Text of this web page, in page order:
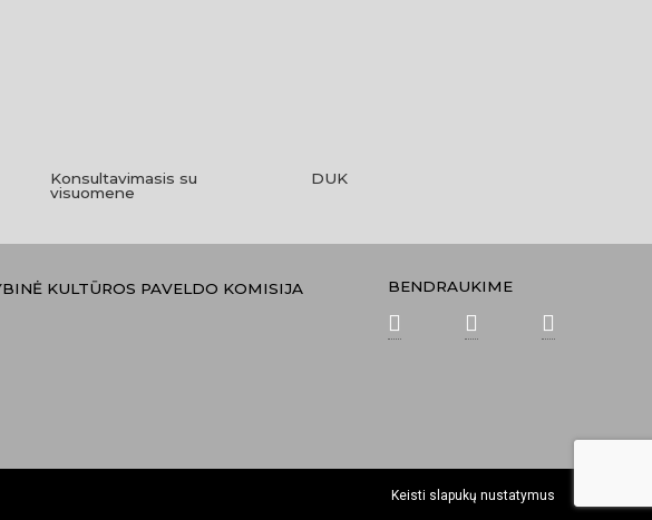
Konsultavimasis su
visuomene
DUK
KULTŪROS PAVELDO KOMISIJA BENDRAUKIME
Keisti slapukų nustatymus